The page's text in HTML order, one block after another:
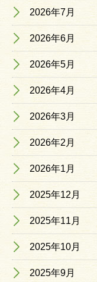
2026年7月
2026年6月
2026年5月
2026年4月
2026年3月
2026年2月
2026年1月
2025年12月
2025年11月
2025年10月
2025年9月